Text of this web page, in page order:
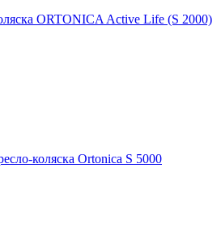
ORTONICA Active Life (S 2000)
коляска Ortonica S 5000